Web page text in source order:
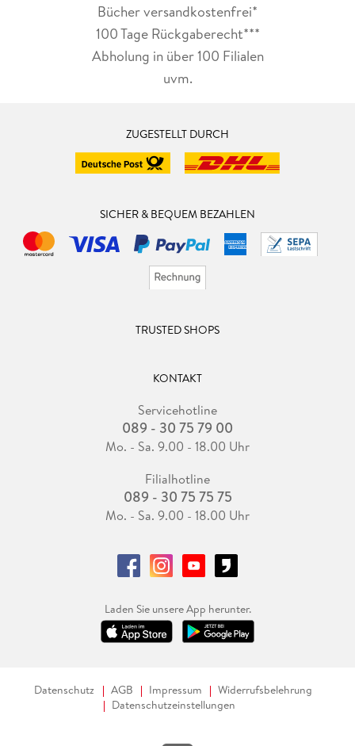
Bücher versandkostenfrei*
100 Tage Rückgaberecht***
Abholung in über 100 Filialen
uvm.
ZUGESTELLT DURCH
SICHER & BEQUEM BEZAHLEN
TRUSTED SHOPS
KONTAKT
Servicehotline
089 - 30 75 79 00
Mo. - Sa. 9.00 - 18.00 Uhr
Filialhotline
089 - 30 75 75 75
Mo. - Sa. 9.00 - 18.00 Uhr
Laden Sie unsere App herunter.
Datenschutz AGB Impressum
Widerrufsbelehrung
Datenschutzeinstellungen